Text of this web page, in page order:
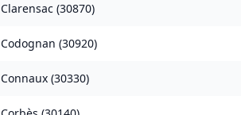
Clarensac (30870)
Codognan (30920)
Connaux (30330)